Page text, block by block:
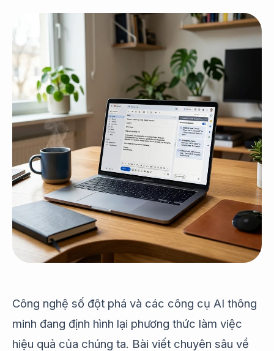
Công nghệ số đột phá và các công cụ AI thông
minh đang định hình lại phương thức làm việc
hiệu quả của chúng ta. Bài viết chuyên sâu về